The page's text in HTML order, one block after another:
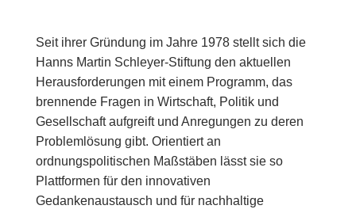
Seit ihrer Gründung im Jahre 1978stellt sich die
Hanns Martin Schleyer-Stiftung den aktuellen
Herausforderungen mit einem Programm, das
brennende Fragen in Wirtschaft, Politik und
Gesellschaft aufgreift und Anregungen zu deren
Problemlösung gibt. Orientiert an
ordnungspolitischen Maßstäben lässt sie so
Plattformen für den innovativen
Gedankenaustausch und für nachhaltige